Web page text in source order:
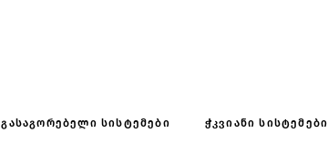
ᲒᲐᲡᲐᲒᲝᲠᲔᲑᲔᲚᲘ ᲡᲘᲡᲢᲔᲛᲔᲑᲘ ᲭᲙᲕᲘᲐᲜᲘ ᲡᲘᲡᲢᲔᲛᲔᲑᲘ